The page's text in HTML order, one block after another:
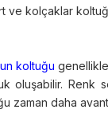
kolçaklar
koltuğu genellikle
oluşabilir. Renk
daha